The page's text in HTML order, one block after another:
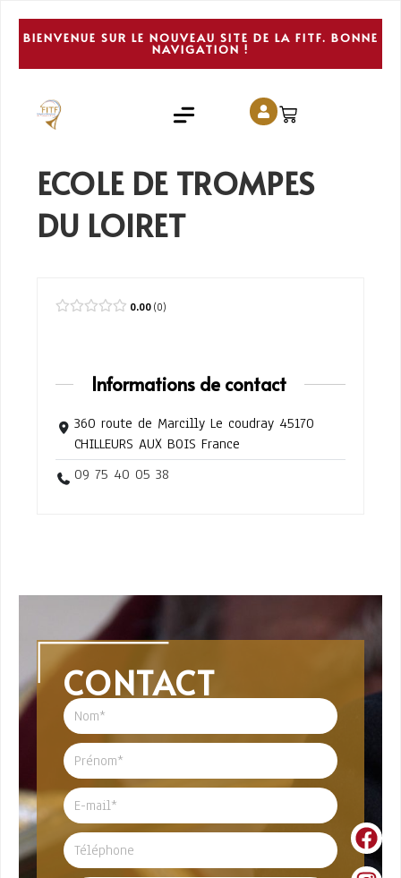
BIENVENUE SUR LE NOUVEAU SITE DE LA FITF. BONNE
NAVIGATION !
ECOLE DE TROMPES
DU LOIRET
0.00 0
Informations de contact
360 route de Marcilly Le coudray 45170
CHILLEURS AUX BOIS France
09 75 40 05 38
CONTACT